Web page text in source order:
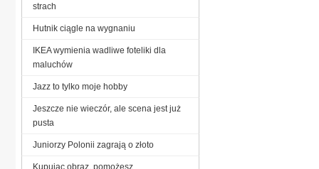
strach
Hutnik ciągle na wygnaniu
IKEA wymienia wadliwe foteliki dla
maluchów
Jazz to tylko moje hobby
Jeszcze nie wieczór, ale scena jest już
pusta
Juniorzy Polonii zagrają o złoto
Kupując obraz, pomożesz